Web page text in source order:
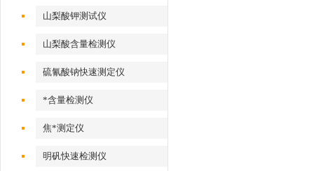
山梨酸钾测试仪
山梨酸含量检测仪
硫氰酸钠快速测定仪
*含量检测仪
焦*测定仪
明矾快速检测仪